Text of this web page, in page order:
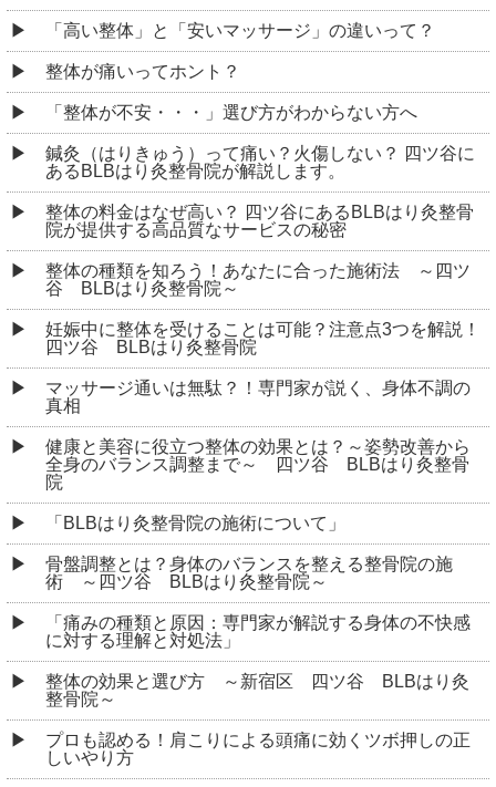
「高い整体」と「安いマッサージ」の違いって？
整体が痛いってホント？
「整体が不安・・・」選び方がわからない方へ
鍼灸（はりきゅう）って痛い？火傷しない？ 四ツ谷に
あるBLBはり灸整骨院が解説します。
整体の料金はなぜ高い？ 四ツ谷にあるBLBはり灸整骨
院が提供する高品質なサービスの秘密
整体の種類を知ろう！あなたに合った施術法 ～四ツ
谷 BLBはり灸整骨院～
妊娠中に整体を受けることは可能？注意点3つを解説！
四ツ谷 BLBはり灸整骨院
マッサージ通いは無駄？！専門家が説く、身体不調の
真相
健康と美容に役立つ整体の効果とは？～姿勢改善から
全身のバランス調整まで～ 四ツ谷 BLBはり灸整骨
院
「BLBはり灸整骨院の施術について」
骨盤調整とは？身体のバランスを整える整骨院の施
術 ～四ツ谷 BLBはり灸整骨院～
「痛みの種類と原因：専門家が解説する身体の不快感
に対する理解と対処法」
整体の効果と選び方 ～新宿区 四ツ谷 BLBはり灸
整骨院～
プロも認める！肩こりによる頭痛に効くツボ押しの正
しいやり方